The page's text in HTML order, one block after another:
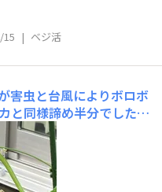
15 | ベジ活
害虫と台風によりボロボ
と同様諦め半分でしたが
葉っぱを取ってたらまた
りがあちこちにぶら下が
もみんなSUN SUNのお
ですありがとうございま